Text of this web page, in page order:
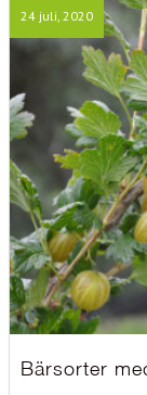
24 juli, 2020
Bärsorter